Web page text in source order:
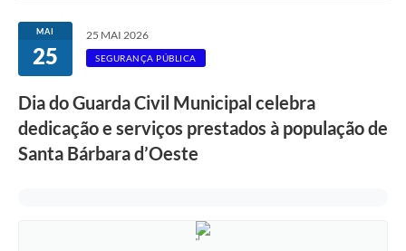
Transparência
Legislação
Covid-19
MAI
25
25 MAI 2026
SEGURANÇA PÚBLICA
Dia do Guarda Civil Municipal celebra
dedicação e serviços prestados à população de
Santa Bárbara d’Oeste